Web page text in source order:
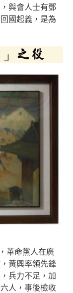
與會人士有鄧
國起義，是為
革命黨人在廣
黃興率領先鋒
兵力不足，加
人，事後檢收